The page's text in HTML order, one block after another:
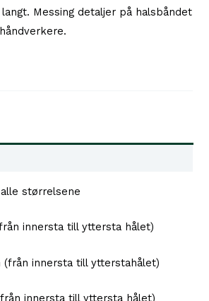
Messing detaljer på halsbåndet
størrelsene
innersta till yttersta hålet)
(från innersta till ytterstahålet)
innersta till yttersta hålet)